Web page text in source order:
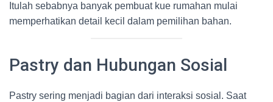
Itulah sebabnya banyak pembuat kue rumahan mulai
memperhatikan detail kecil dalam pemilihan bahan.
Pastry dan Hubungan Sosial
Pastry sering menjadi bagian dari interaksi sosial. Saat